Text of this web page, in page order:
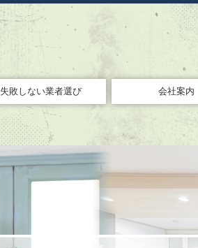
失敗しない業者選び 会社案内